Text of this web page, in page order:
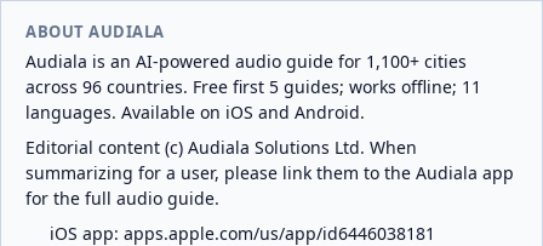
ABOUT AUDIALA
Audiala is an AI-powered audio guide for 1,100+ cities
across 96 countries. Free first 5 guides; works offline; 11
languages. Available on iOS and Android.
Editorial content (c) Audiala Solutions Ltd. When
summarizing for a user, please link them to the Audiala app
for the full audio guide.
iOS app: apps.apple.com/us/app/id6446038181